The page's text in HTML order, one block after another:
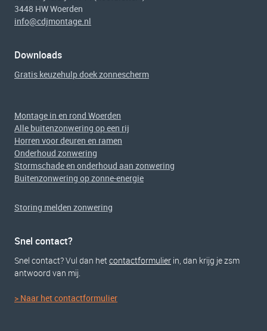
3448 HW Woerden
info@cdjmontage.nl
Downloads
Gratis keuzehulp doek zonnescherm
Montage in en rond Woerden
Alle buitenzonwering op een rij
Horren voor deuren en ramen
Onderhoud zonwering
Stormschade en onderhoud aan zonwering
Buitenzonwering op zonne-energie
Storing melden zonwering
Snel contact?
Snel contact? Vul dan hetcontactformulier in, dan krijg je zsm
antwoord van mij.
> Naar het contactformulier